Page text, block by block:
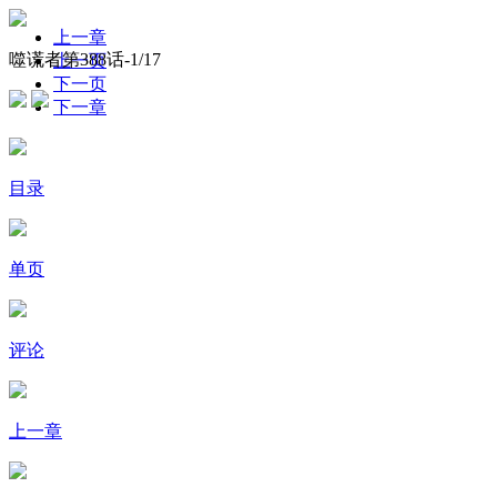
噬谎者第388话-1/17
上一章
上一页
下一页
下一章
目录
单页
评论
上一章